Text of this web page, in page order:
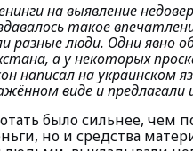
на выявление
такое
разные люди. Одни явно
а у некоторых
написал на украинском
виде и предлагали
было сильнее,
но и средства